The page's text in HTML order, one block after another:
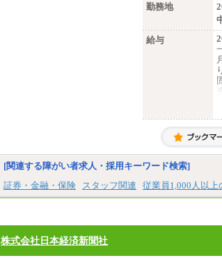
勤務地
給与
[関連する障がい者求人・採用キーワード検索]
証券・金融・保険
スタッフ関連 従業員1,000人以上
株式会社日本経済新聞社